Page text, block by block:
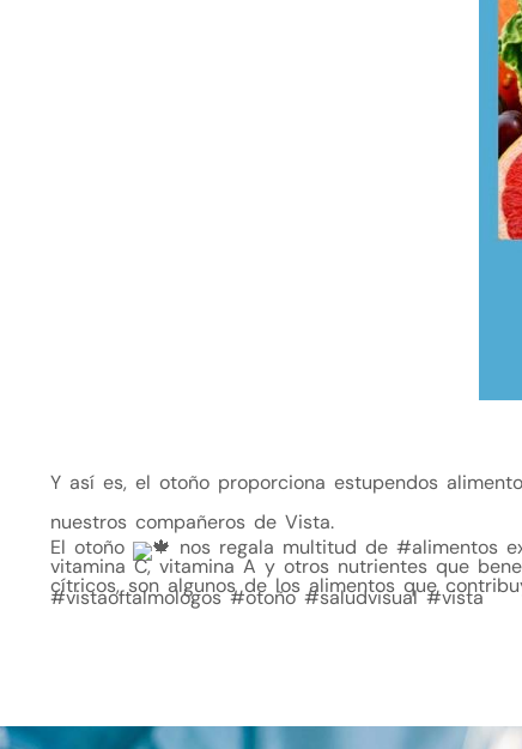
Y así es, el otoño proporciona estupendos
nuestros compañeros de Vista.
El otoño
nos regala multitud de #alimentos
vitamina C, vitamina A y otros nutrientes que
cítricos, son algunos de los alimentos que
#vistaoftalmologos #otoño #saludvisual #vista